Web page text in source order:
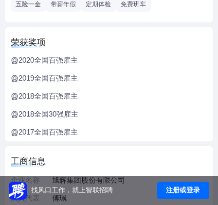
断开拓创新，业务和关联公司的业务遍及社区生活服务、长
租公寓、教育、养老、商业管理、建筑产业化、基金管理、
工程建设、装配式装修等。其中旭辉永升服务2018年底在港
交所主板上市（01995.HK），为客户提供“满意+惊喜”的服
签约面积超过1.8亿平方米，2020年荣列中国物业服务百强企
业第11位 。
高供应、高绩效、高激励”的“六高”标准，这里只有行业精英
值，也要分享发展。共创共担共享，让所有的旭辉人在公司
未来的发展中都能拥有股东心态，也是旭辉的人才发展价值
观之一。
旭辉始终坚持以“以客户为中心，专业匠心，简单化职业化，
五险一金 带薪年假 定期体检 免费班车
荣获奖项
2020全国百强雇主
2019全国百强雇主
2018全国百强雇主
2018全国30强雇主
2017全国百强雇主
工商信息
企业名称 旭辉集团股份有限公司
法人代表 傅珮
找风口工作，就上智联招聘 注册或登录